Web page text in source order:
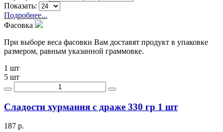
Показать:
Подробнее...
Фасовка
При выборе веса фасовки Вам доставят продукт в упаковке
размером, равным указанной граммовке.
1 шт
5 шт
Сладости хурмания с драже 330 гр 1 шт
187 р.